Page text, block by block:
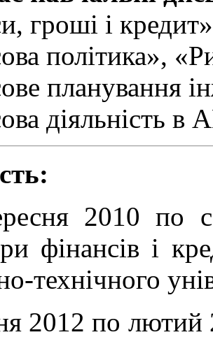
гроші і
політика»,
планування
діяльність в
2010 по
фінансів і
технічного
2012 по лютий